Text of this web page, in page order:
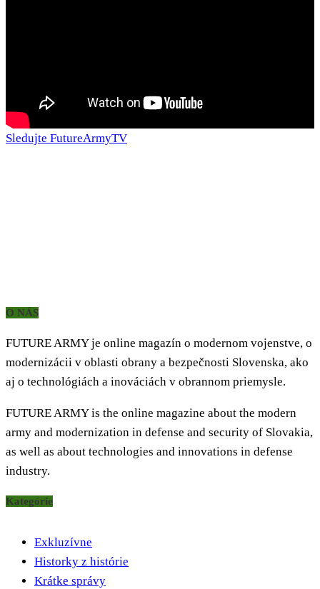
Sledujte FutureArmyTV
O NÁS
FUTURE ARMY je online magazín o modernom vojenstve, o
modernizácii v oblasti obrany a bezpečnosti Slovenska, ako
aj o technológiách a inováciách v obrannom priemysle.
FUTURE ARMY is the online magazine about the modern
army and modernization in defense and security of Slovakia,
as well as about technologies and innovations in defense
industry.
Kategórie
Exkluzívne
Historky z histórie
Krátke správy